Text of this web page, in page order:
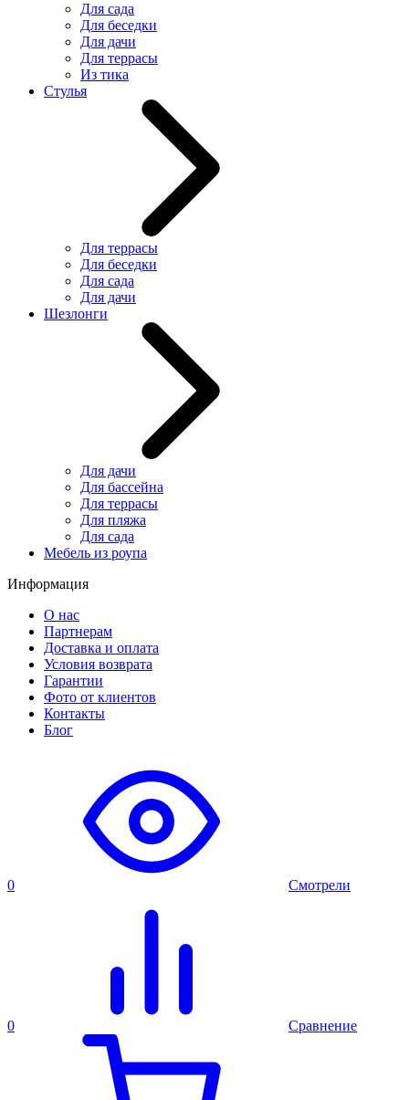
Для сада
Для беседки
Для дачи
Для террасы
Из тика
Стулья
Для террасы
Для беседки
Для сада
Для дачи
Шезлонги
Для дачи
Для бассейна
Для террасы
Для пляжа
Для сада
Мебель из роупа
Информация
О нас
Партнерам
Доставка и оплата
Условия возврата
Гарантии
Фото от клиентов
Контакты
Блог
0 Смотрели
0 Сравнение